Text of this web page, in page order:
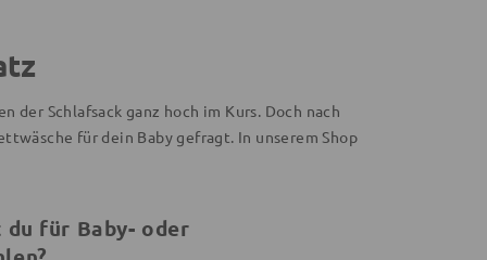
Schlafsack ganz hoch im Kurs. Doch nach
für dein Baby gefragt. In unserem Shop
für Baby- oder